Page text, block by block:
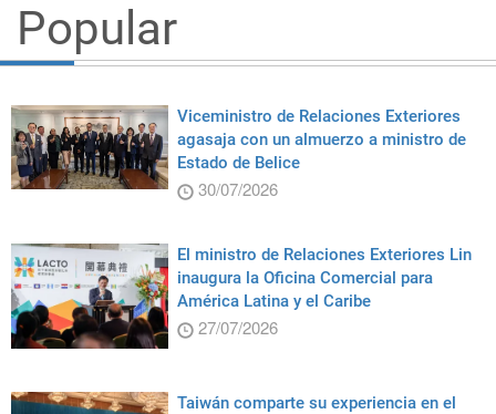
Popular
Viceministro de Relaciones Exteriores
agasaja con un almuerzo a ministro de
Estado de Belice
30/07/2026
El ministro de Relaciones Exteriores Lin
inaugura la Oficina Comercial para
América Latina y el Caribe
27/07/2026
Taiwán comparte su experiencia en el